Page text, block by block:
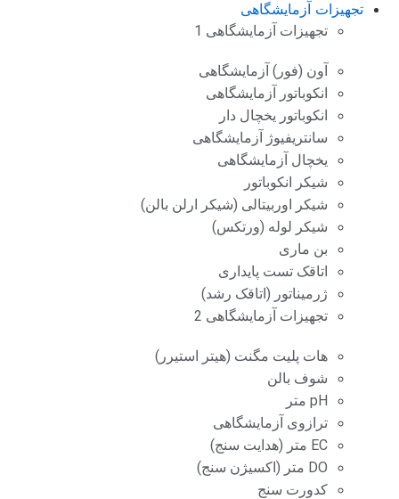
تجهیزات آزمایشگاهی
تجهیزات آزمایشگاهی 1
آون (فور) آزمایشگاهی
انکوباتور آزمایشگاهی
انکوباتور یخچال دار
سانتریفیوژ آزمایشگاهی
یخچال آزمایشگاهی
شیکر انکوباتور
شیکر اوربیتالی (شیکر ارلن بالن)
شیکر لوله (ورتکس)
بن ماری
اتاقک تست پایداری
ژرمیناتور (اتاقک رشد)
تجهیزات آزمایشگاهی 2
هات پلیت مگنت (هیتر استیرر)
شوف بالن
pH متر
ترازوی آزمایشگاهی
EC متر (هدایت سنج)
DO متر (اکسیژن سنج)
کدورت سنج